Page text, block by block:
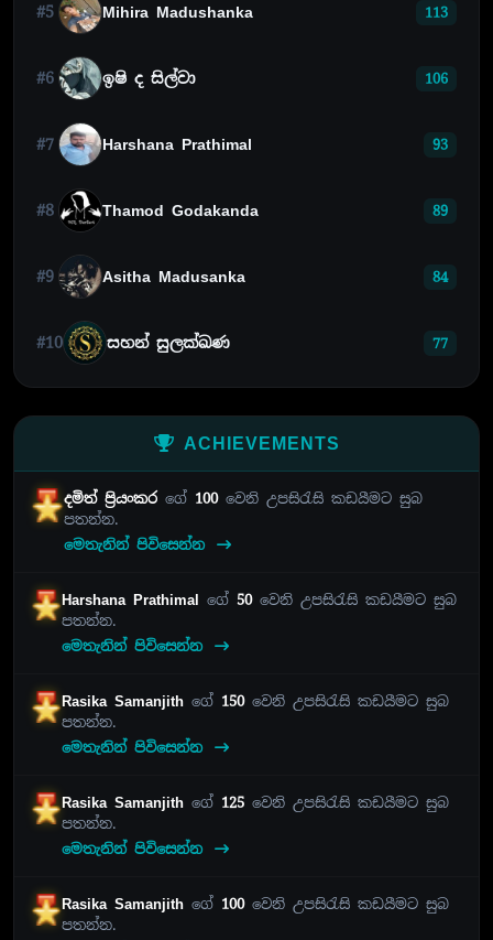
#5 Mihira Madushanka 113
#6 ඉෂි ද සිල්වා 106
#7 Harshana Prathimal 93
#8 Thamod Godakanda 89
#9 Asitha Madusanka 84
#10 සහන් සුලක්ඛණ 77
ACHIEVEMENTS
දමිත් ප්‍රියංකරගේ 100වෙනි උපසිරැසි කඩයීමට සුබ
පතන්න.
මෙතැනින් පිවිසෙන්න
Harshana Prathimal ගේ 50වෙනි උපසිරැසි කඩයීමට සුබ
පතන්න.
මෙතැනින් පිවිසෙන්න
Rasika Samanjithගේ 150වෙනි උපසිරැසි කඩයීමට සුබ
පතන්න.
මෙතැනින් පිවිසෙන්න
Rasika Samanjithගේ 125 වෙනි උපසිරැසි කඩයීමට සුබ
පතන්න.
මෙතැනින් පිවිසෙන්න
Rasika Samanjithගේ 100වෙනි උපසිරැසි කඩයීමට සුබ
පතන්න.